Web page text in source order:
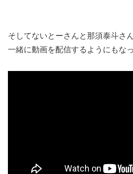
そしてないとーさんと那須泰斗さ
一緒に動画を配信するようにもな